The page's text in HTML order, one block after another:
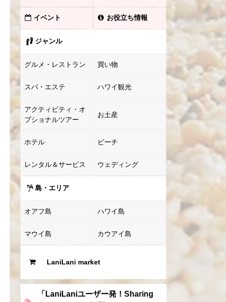
イベント お役立ち情報
ジャンル
グルメ・レストラン 買い物
スパ・エステ ハワイ観光
アクティビティ・オ
プショナルツアー
お土産
ホテル ビーチ
レンタル＆サービス ウェディング
島・エリア
オアフ島 ハワイ島
マウイ島 カウアイ島
LaniLani market
「LaniLaniユーザー発！Sharing